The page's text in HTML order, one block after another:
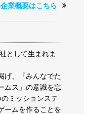
業概要はこちら
として生まれま
げ、『みんなでた
ムス」の意識を忘
ミッションステ
ームを作ることを